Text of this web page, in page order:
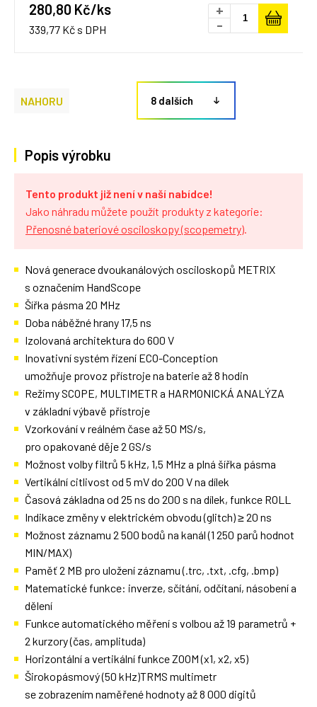
280,80 Kč/ks
339,77 Kč s DPH
+
-
NAHORU 8 dalších
Popis výrobku
Tento produkt již není v naší nabídce!
Jako náhradu můžete použít produkty z kategorie:
Přenosné bateriové osciloskopy (scopemetry).
Nová generace dvoukanálových osciloskopů METRIX
s označením HandScope
Šířka pásma 20 MHz
Doba náběžné hrany 17,5 ns
Izolovaná architektura do 600 V
Inovativní systém řízení ECO-Conception
umožňuje provoz přístroje na baterie až 8 hodin
Režimy SCOPE, MULTIMETR a HARMONICKÁ ANALÝZA
v základní výbavě přístroje
Vzorkování v reálném čase až 50 MS/s,
pro opakované děje 2 GS/s
Možnost volby filtrů 5 kHz, 1,5 MHz a plná šířka pásma
Vertikální citlivost od 5 mV do 200 V na dílek
Časová základna od 25 ns do 200 s na dílek, funkce ROLL
Indikace změny v elektrickém obvodu (glitch) ≥ 20 ns
Možnost záznamu 2 500 bodů na kanál (1 250 parů hodnot
MIN/MAX)
Paměť 2 MB pro uložení záznamu (.trc, .txt, .cfg, .bmp)
Matematické funkce: inverze, sčítání, odčítaní, násobení a
dělení
Funkce automatického měření s volbou až 19 parametrů +
2 kurzory (čas, amplituda)
Horizontální a vertikální funkce ZOOM (x1, x2, x5)
Širokopásmový (50 kHz)TRMS multimetr
se zobrazením naměřené hodnoty až 8 000 digitů